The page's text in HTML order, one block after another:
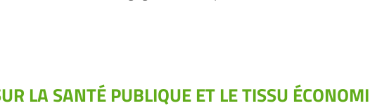
LA SANTÉ PUBLIQUE ET LE TISSU